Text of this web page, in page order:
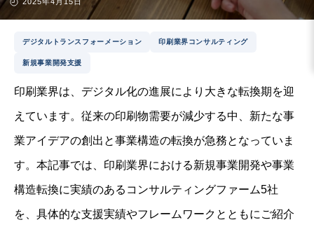
デジタルトランスフォーメーション 印刷業界コンサルティング
新規事業開発支援
印刷業界は、デジタル化の進展により大きな転換期を迎
えています。従来の印刷物需要が減少する中、新たな事
業アイデアの創出と事業構造の転換が急務となっていま
す。本記事では、印刷業界における新規事業開発や事業
構造転換に実績のあるコンサルティングファーム5社
を、具体的な支援実績やフレームワークとともにご紹介